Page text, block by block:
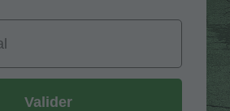
Valider